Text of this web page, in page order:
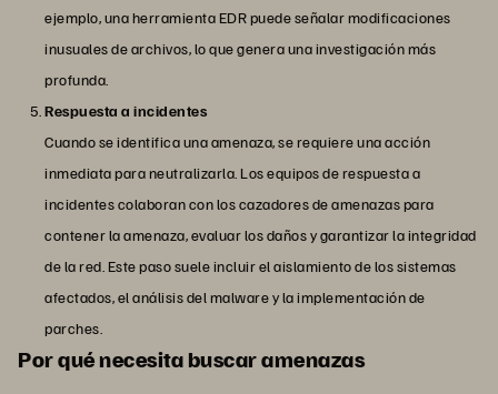
ejemplo, una herramienta EDR puede señalar modificaciones
inusuales de archivos, lo que genera una investigación más
profunda.
Respuesta a incidentes
Cuando se identifica una amenaza, se requiere una acción
inmediata para neutralizarla. Los equipos de respuesta a
incidentes colaboran con los cazadores de amenazas para
contener la amenaza, evaluar los daños y garantizar la integridad
de la red. Este paso suele incluir el aislamiento de los sistemas
afectados, el análisis del malware y la implementación de
parches.
Por qué necesita buscar amenazas